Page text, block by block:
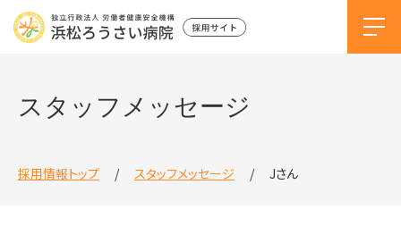
スタッフメッセージ
採用情報トップ スタッフメッセージ Jさん